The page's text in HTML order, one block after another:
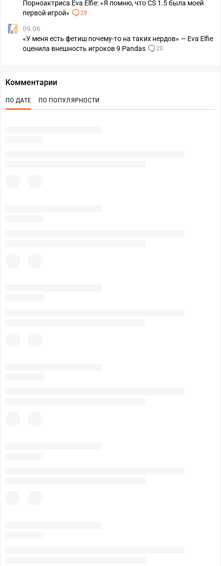
Порноактриса Eva Elfie: «Я помню, что CS 1.5 была моей
первой игрой»
28
09.06
«У меня есть фетиш почему-то на таких нердов» — Eva Elfie
оценила внешность игроков 9 Pandas
20
Комментарии
ПО ДАТЕ ПО ПОПУЛЯРНОСТИ